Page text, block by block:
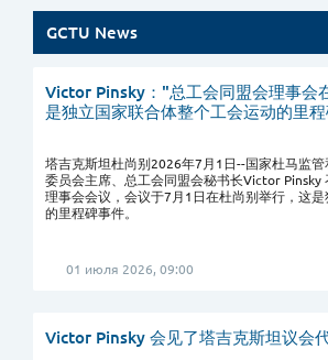
GCTU News
Victor Pinsky："总工会同盟会理事会
是独立国家联合体整个工会运动的里程
塔吉克斯坦杜尚别2026年7月1日--国家杜马监
委员会主席、总工会同盟会秘书长Victor Pinsky
理事会会议，会议于7月1日在杜尚别举行，这
的里程碑事件。
01 июля 2026, 09:00
Victor Pinsky 会见了塔吉克斯坦议会代